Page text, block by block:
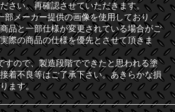
さい。再確認させていただきます。
部メーカー提供の画像を使用しており、
品と一部仕様が変更されている場合がご
際の商品の仕様を優先とさせて頂きま
すので、製造段階でできたと思われる塗
着不良等はご了承下さい。あきらかな損
ます。